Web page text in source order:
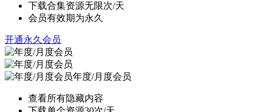
下载合集资源无限次/天
会员有效期为永久
开通永久会员
年度/月度会员
查看所有隐藏内容